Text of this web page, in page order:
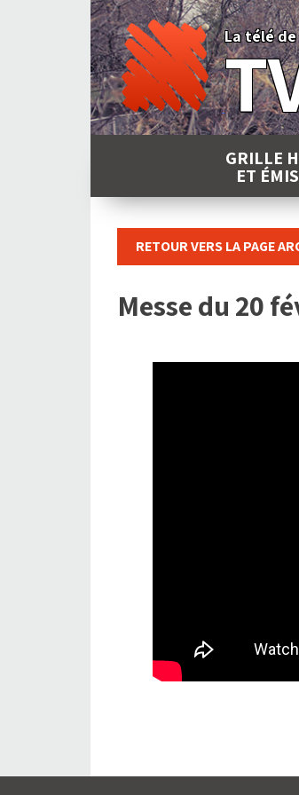
La télé
GRILLE
ET
RETOUR VERS LA PAGE
Messe du 20